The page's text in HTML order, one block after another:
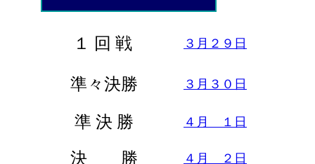
１ 回 戦 ３月２９日
準々決勝 ３月３０日
準 決 勝 ４月 １日
決 勝 ４月 ２日